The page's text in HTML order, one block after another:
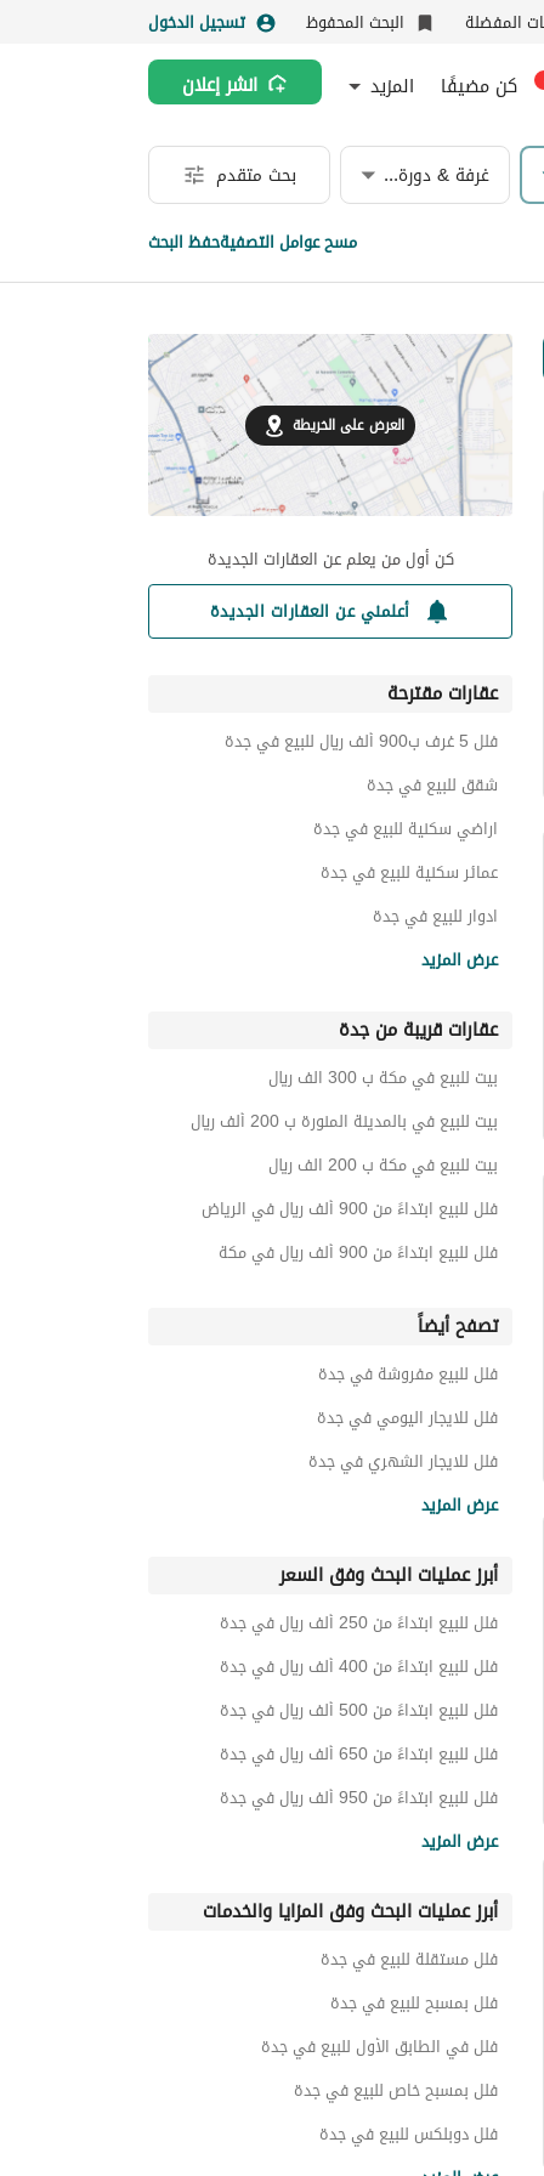
المفضلة البحث المحفوظ تسجيل الدخول
كن مضيفًا المزيد انشر إعلان
غرفة & دورة مياه بحث متقدم
مسح عوامل التصفيةحفظ البحث
العرض على الخريطة
كن أول من يعلم عن العقارات الجديدة
أعلمني عن العقارات الجديدة
عقارات مقترحة
فلل 5 غرف ب900 ألف ريال للبيع في جدة
شقق للبيع في جدة
اراضي سكنية للبيع في جدة
عمائر سكنية للبيع في جدة
ادوار للبيع في جدة
عقارات للبيع في جدة
عرض المزيد
عقارات قريبة من جدة
بيت للبيع في مكة ب 300 الف ريال
بيت للبيع في بالمدينة المنورة ب 200 ألف ريال
بيت للبيع في مكة ب 200 الف ريال
فلل للبيع ابتداءً من 900 ألف ريال في الرياض
فلل للبيع ابتداءً من 900 ألف ريال في مكة
تصفح أيضاً
فلل للبيع مفروشة في جدة
فلل للايجار اليومي في جدة
فلل للايجار الشهري في جدة
فلل للبيع ابتداءً من 900 ألف ريال في السعودية
عرض المزيد
أبرز عمليات البحث وفق السعر
فلل للبيع ابتداءً من 250 ألف ريال في جدة
فلل للبيع ابتداءً من 400 ألف ريال في جدة
فلل للبيع ابتداءً من 500 ألف ريال في جدة
فلل للبيع ابتداءً من 650 ألف ريال في جدة
فلل للبيع ابتداءً من 950 ألف ريال في جدة
فلل للبيع ابتداءً من مليون و400 ألف ريال في جدة
فلل للبيع ابتداءً من مليون و700 ألف ريال في جدة
فلل للبيع ابتداءً من 2 مليون ريال في جدة
فلل للبيع ابتداءً من 3 مليون ريال في جدة
فلل للبيع ابتداءً من 5 مليون ريال في جدة
فلل للبيع ابتداءً من 6 مليون ريال في جدة
عرض المزيد
أبرز عمليات البحث وفق المزايا والخدمات
فلل مستقلة للبيع في جدة
فلل بمسبح للبيع في جدة
فلل في الطابق الأول للبيع في جدة
فلل بمسبح خاص للبيع في جدة
فلل دوبلكس للبيع في جدة